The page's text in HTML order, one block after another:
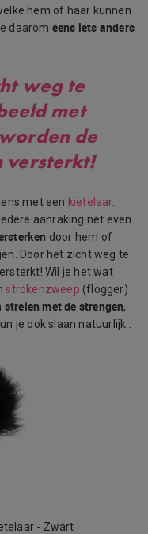
hem of haar kunnen
daarom eens iets anders
weg te
met
de
versterkt!
met een kietelaar.
aanraking net even
door hem of
Door het zicht weg te
Wil je het wat
strokenzweep (flogger)
strelen met de strengen,
je ook slaan natuurlijk..
- Zwart